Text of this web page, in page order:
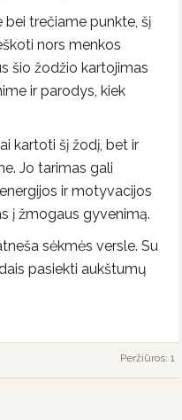
bei trečiame punkte, šį
nors menkos
šio žodžio kartojimas
ir parodys, kiek
kartoti šį žodį, bet ir
Jo tarimas gali
ir motyvacijos
į žmogaus gyvenimą.
sėkmės versle. Su
pasiekti aukštumų
Peržiūros: 1